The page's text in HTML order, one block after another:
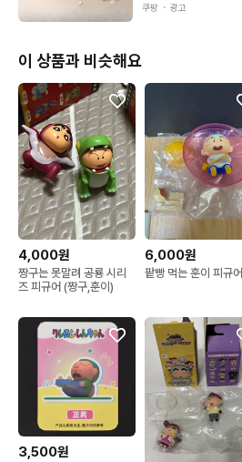
쿠팡 ・ 광고
이 상품과 비슷해요
4,000원
짱구는 못말려 공룡 시리
즈 피규어 (짱구,훈이)
6,000원
팥빵 먹는 훈이 피규어
3,500원